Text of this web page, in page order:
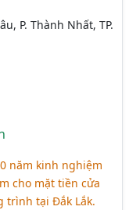
P. Thành Nhất, TP.
năm kinh nghiệm
cho mặt tiền cửa
trình tại Đắk Lắk.